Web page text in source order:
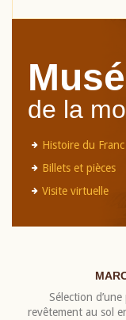
de la
Histoire du Franc
Billets et pièces
Visite virtuelle
Sélection
revêtement au sol